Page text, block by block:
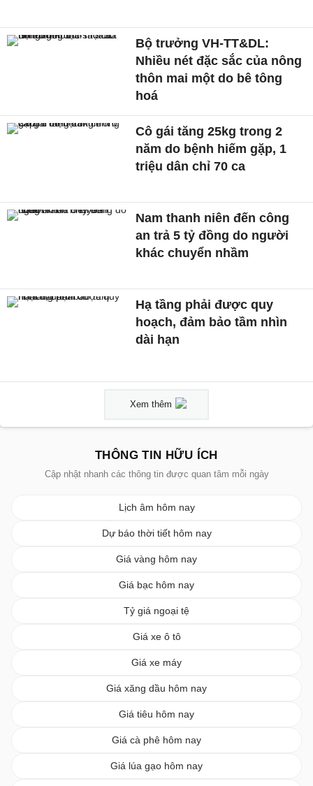
Bộ trưởng VH-TT&DL:
Nhiều nét đặc sắc của nông
thôn mai một do bê tông
hoá
Cô gái tăng 25kg trong 2
năm do bệnh hiếm gặp, 1
triệu dân chỉ 70 ca
Nam thanh niên đến công
an trả 5 tỷ đồng do người
khác chuyển nhầm
Hạ tầng phải được quy
hoạch, đảm bảo tầm nhìn
dài hạn
Xem thêm
THÔNG TIN HỮU ÍCH
Cập nhật nhanh các thông tin được quan tâm mỗi ngày
Lịch âm hôm nay
Dự báo thời tiết hôm nay
Giá vàng hôm nay
Giá bạc hôm nay
Tỷ giá ngoại tệ
Giá xe ô tô
Giá xe máy
Giá xăng dầu hôm nay
Giá tiêu hôm nay
Giá cà phê hôm nay
Giá lúa gạo hôm nay